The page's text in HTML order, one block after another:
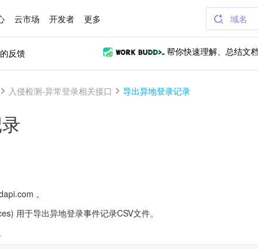
云市场 开发者 更多 域名
反馈 帮你快速理解、总结文档
入侵检测-异常登录相关接口 导出异地登录记录
。
用于导出异地登录事件记录CSV文件。